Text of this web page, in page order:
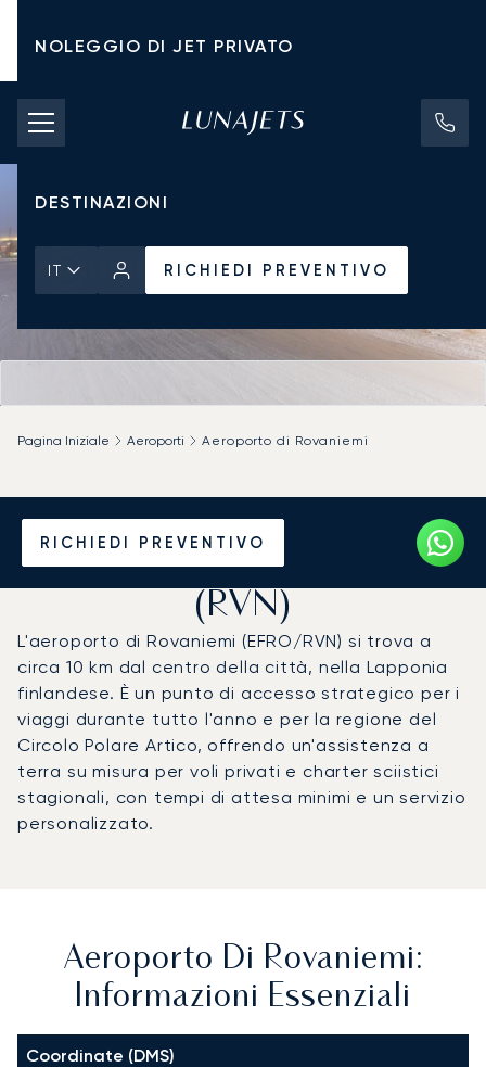
NOLEGGIO DI JET PRIVATO
TARIFFE DI NOLEGGIO
JET PRIVATI
DESTINAZIONI
IT RICHIEDI PREVENTIVO
RICHIEDI PREVENTIVO
Pagina Iniziale Aeroporti Aeroporto di Rovaniemi
Noleggio jet privato per
l'Aeroporto di Rovaniemi
(RVN)
L'aeroporto di Rovaniemi (EFRO/RVN) si trova a
circa 10 km dal centro della città, nella Lapponia
finlandese. È un punto di accesso strategico per i
viaggi durante tutto l'anno e per la regione del
Circolo Polare Artico, offrendo un'assistenza a
terra su misura per voli privati e charter sciistici
stagionali, con tempi di attesa minimi e un servizio
personalizzato.
Aeroporto Di Rovaniemi:
Informazioni Essenziali
Coordinate (DMS)